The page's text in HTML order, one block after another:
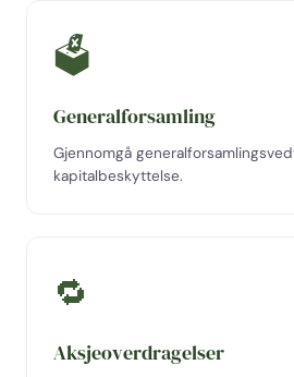
🗳
Generalforsamling
Gjennomgå
kapitalbeskyttelse.
🔁
Aksjeoverdragelser